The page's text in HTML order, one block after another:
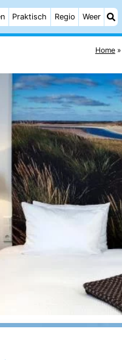
Praktisch Regio Weer
Home